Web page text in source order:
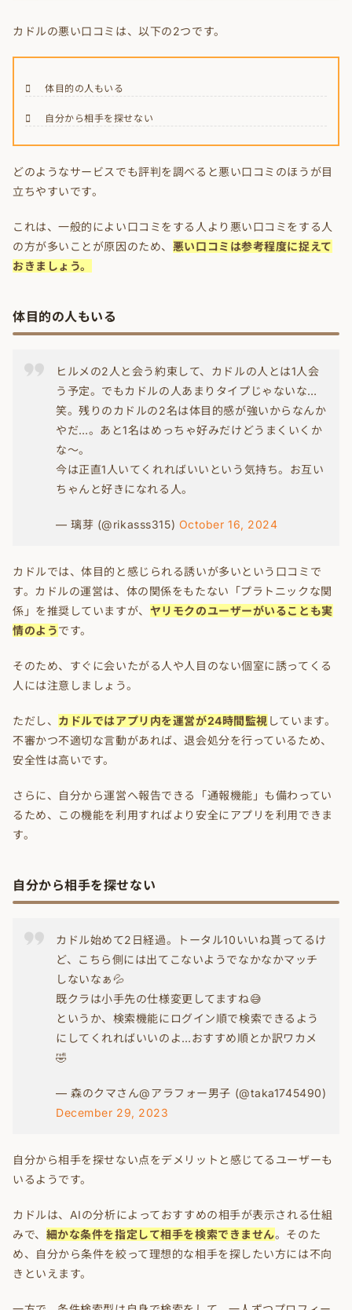
カドルの悪い口コミは、以下の2つです。
体目的の人もいる
自分から相手を探せない
どのようなサービスでも評判を調べると悪い口コミのほうが目
立ちやすいです。
これは、一般的によい口コミをする人より悪い口コミをする人
の方が多いことが原因のため、 悪い口コミは参考程度に捉えて
おきましょう。
体目的の人もいる
ヒルメの2人と会う約束して、カドルの人とは1人会
う予定。でもカドルの人あまりタイプじゃないな…
笑。残りのカドルの2名は体目的感が強いからなんか
やだ…。あと1名はめっちゃ好みだけどうまくいくか
な〜。
今は正直1人いてくれればいいという気持ち。お互い
ちゃんと好きになれる人。
— 璃芽 (@rikasss315) October 16, 2024
カドルでは、体目的と感じられる誘いが多いという口コミで
す。カドルの運営は、体の関係をもたない「プラトニックな関
係」を推奨していますが、 ヤリモクのユーザーがいることも実
情のようです。
そのため、すぐに会いたがる人や人目のない個室に誘ってくる
人には注意しましょう。
ただし、 カドルではアプリ内を運営が24時間監視 しています。
不審かつ不適切な言動があれば、退会処分を行っているため、
安全性は高いです。
さらに、自分から運営へ報告できる「通報機能」も備わってい
るため、この機能を利用すればより安全にアプリを利用できま
す。
自分から相手を探せない
カドル始めて2日経過。トータル10いいね貰ってるけ
ど、こちら側には出てこないようでなかなかマッチ
しないなぁ💦
既クラは小手先の仕様変更してますね😅
というか、検索機能にログイン順で検索できるよう
にしてくれればいいのよ…おすすめ順とか訳ワカメ
🤣
— 森のクマさん@アラフォー男子 (@taka1745490)
December 29, 2023
自分から相手を探せない点をデメリットと感じてるユーザーも
いるようです。
カドルは、AIの分析によっておすすめの相手が表示される仕組
みで、 細かな条件を指定して相手を検索できません。そのた
め、自分から条件を絞って理想的な相手を探したい方には不向
きといえます。